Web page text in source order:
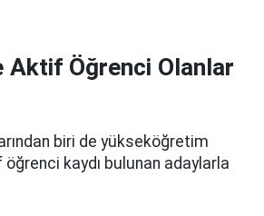
Aktif Öğrenci Olanlar
biri de yükseköğretim
kaydı bulunan adaylarla